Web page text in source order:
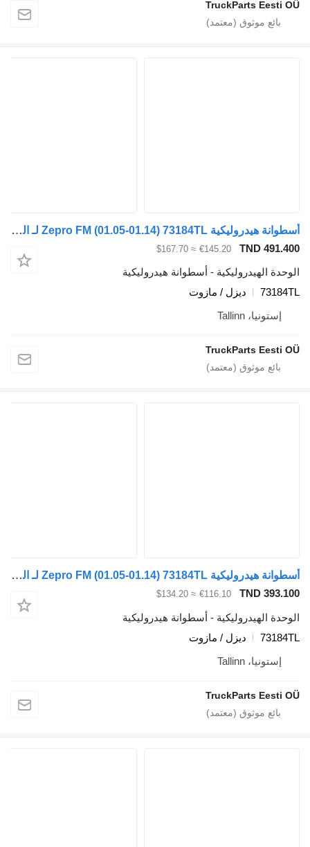
TruckParts
أسطوانة هيدروليكية Zepro FM (01.05-01.14) 73184TL لـ السيارات القاطرة Volvo FM7-FM12, FM, FMX (1998-2014)
TND
€145.20
≈ $167.70
الهيدروليكية - أسطوانة هيدروليكية
ديزل / مازوت
إستونيا، Tallinn
TruckParts
أسطوانة هيدروليكية Zepro FM (01.05-01.14) 73184TL لـ السيارات القاطرة Volvo FM7-FM12, FM, FMX (1998-2014)
TND
€116.10
≈ $134.20
الهيدروليكية - أسطوانة هيدروليكية
ديزل / مازوت
إستونيا، Tallinn
TruckParts